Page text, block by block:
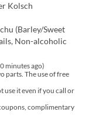
Kolsch
(Barley/Sweet
Non-alcoholic
minutes ago)
parts. The use of free
use it even if you call or
complimentary